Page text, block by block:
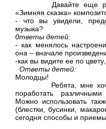
Давайте еще раз
«Зимняя сказка»
- что вы увидели,
музыка?
0тветы детей:
- как менялось
она – вначале
-как вы видите ее по
Ответы детей:
Молодцы!
Ребята, мне
поработать
Можно использовать
(блестки, бусинки,
сегодня способы и